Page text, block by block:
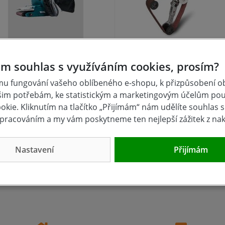
bruska 1010W XTline
skladem
Kč Koupit
Bruska na trubky RSM
skladem
17 412 Kč
souhlas s využíváním cookies, prosím?
fungování vašeho oblíbeného e-shopu, k přizpůsobení
potřebám, ke statistickým a marketingovým účelům
Kliknutím na tlačítko „Přijímám“ nám udělíte souhlas
a my vám poskytneme ten nejlepší zážitek z
Nastavení Přijímám